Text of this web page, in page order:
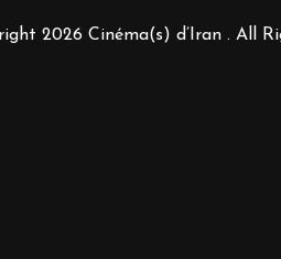
2026 Cinéma(s) d’Iran . All